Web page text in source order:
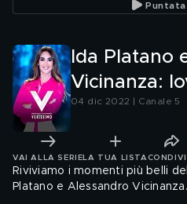
Ida Platano
Vicinanza:
04 dic 2022 | Canale 5
VAI ALLA SERIE LA TUA LISTA
Riviviamo i momenti più belli
Platano e Alessandro Vicinanza.